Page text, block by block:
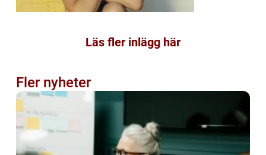
Läs fler inlägg här
Fler nyheter